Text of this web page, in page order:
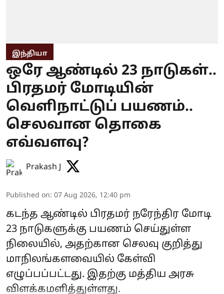
இந்தியா
ஒரே ஆண்டில் 23 நாடுகள்..
பிரதமர் மோடியின்
வெளிநாட்டுப் பயணம்..
செலவான தொகை
எவ்வளவு?
Prakash J
Published on: 07 Aug 2026, 12:40 pm
கடந்த ஆண்டில் பிரதமர் நரேந்திர மோடி
23 நாடுகளுக்கு பயணம் செய்துள்ள
நிலையில், அதற்கான செலவு குறித்து
மாநிலங்களவையில் கேள்வி
எழுப்பப்பட்டது. இதற்கு மத்திய அரசு
விளக்கமளித்துள்ளது.